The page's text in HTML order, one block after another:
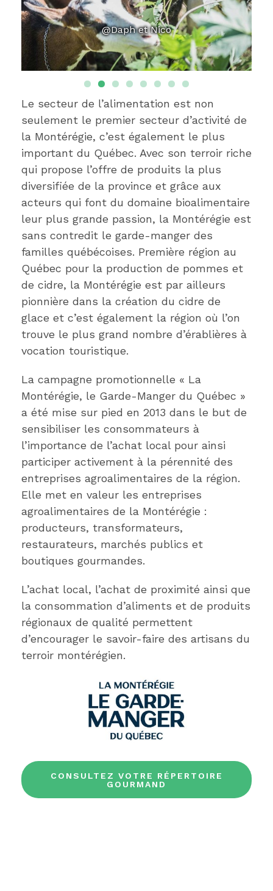
@Daph et Nico
Le secteur de l’alimentation est non
seulement le premier secteur d’activité de
la Montérégie, c’est également le plus
important du Québec. Avec son terroir riche
qui propose l’offre de produits la plus
diversifiée de la province et grâce aux
acteurs qui font du domaine bioalimentaire
leur plus grande passion, la Montérégie est
sans contredit le garde-manger des
familles québécoises. Première région au
Québec pour la production de pommes et
de cidre, la Montérégie est par ailleurs
pionnière dans la création du cidre de
glace et c’est également la région où l’on
trouve le plus grand nombre d’érablières à
vocation touristique.
La campagne promotionnelle « La
Montérégie, le Garde-Manger du Québec »
a été mise sur pied en 2013 dans le but de
sensibiliser les consommateurs à
l’importance de l’achat local pour ainsi
participer activement à la pérennité des
entreprises agroalimentaires de la région.
Elle met en valeur les entreprises
agroalimentaires de la Montérégie :
producteurs, transformateurs,
restaurateurs, marchés publics et
boutiques gourmandes.
L’achat local, l’achat de proximité ainsi que
la consommation d’aliments et de produits
régionaux de qualité permettent
d’encourager le savoir-faire des artisans du
terroir montérégien.
CONSULTEZ VOTRE RÉPERTOIRE
GOURMAND